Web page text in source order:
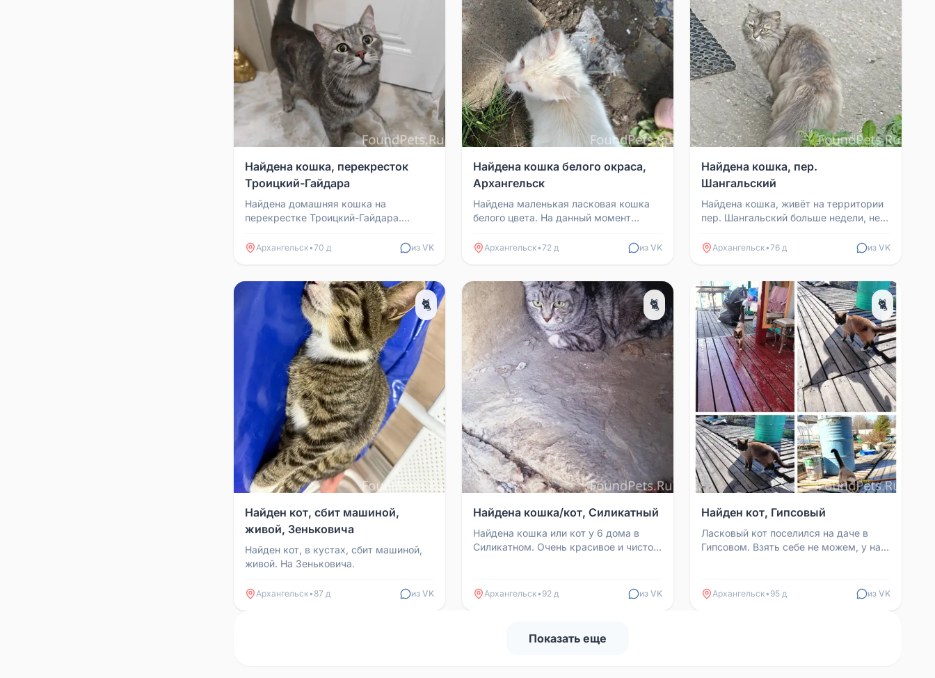
Найдена кошка, перекресток
Троицкий-Гайдара
Найдена домашняя кошка на
перекрестке Троицкий-Гайдара.
17 и Троицкий 138к1.
Архангельск•70 д из VK
Найдена кошка белого окраса,
Архангельск
Найдена маленькая ласковая кошка
белого цвета. На данный момент
животное. Архангельск,...
Архангельск•72 д из VK
Найдена кошка, пер.
Шангальский
Найдена кошка, живёт на территории
пер. Шангальский больше недели, не
заберите кису домо...
Архангельск•76 д из VK
🐈
Найден кот, сбит машиной,
живой, Зеньковича
Найден кот, в кустах, сбит машиной,
живой. На Зеньковича.
Архангельск• 87 д из VK
🐈
Найдена кошка/кот, Силикатный
Найдена кошка или кот у 6 дома в
Силикатном. Очень красивое и чистое
Архангельск• 92 д из VK
🐈
Найден кот, Гипсовый
Ласковый кот поселился на даче в
Гипсовом. Взять себе не можем, у нас
Архангельск• 95 д из VK
Показать еще